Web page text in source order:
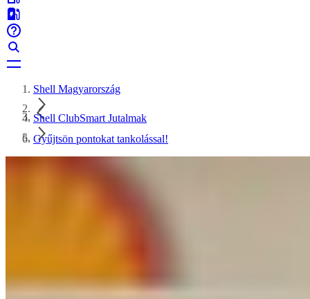
Shell Magyarország
Shell ClubSmart Jutalmak
Gyűjtsön pontokat tankolással!